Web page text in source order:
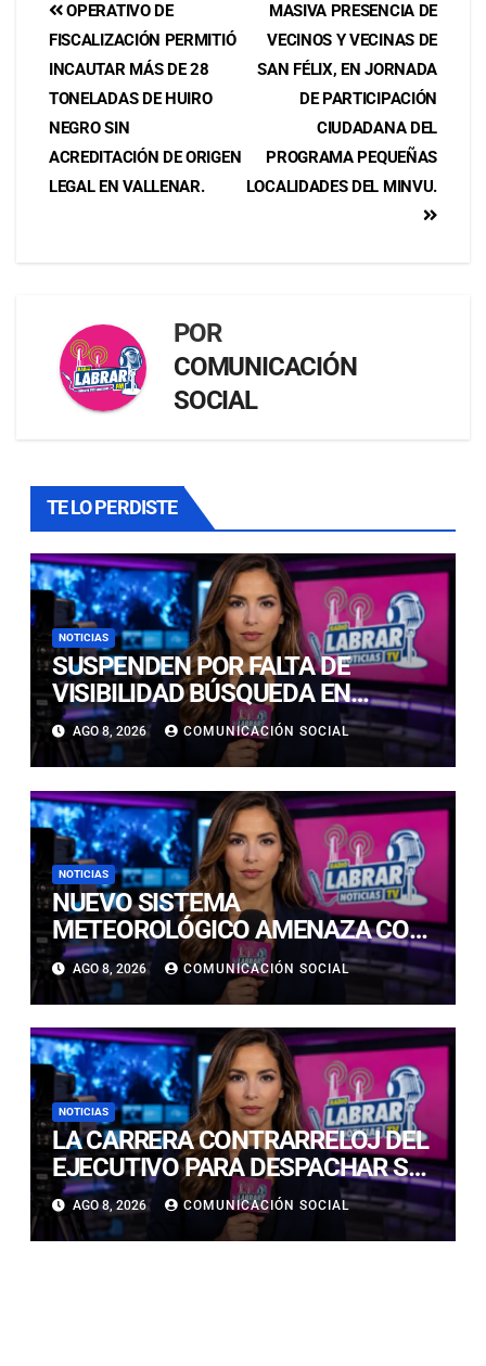
MASIVA PRESENCIA DE
VECINOS Y VECINAS DE
SAN FÉLIX, EN JORNADA
DE PARTICIPACIÓN
CIUDADANA DEL
PROGRAMA PEQUEÑAS
LOCALIDADES DEL MINVU.
OPERATIVO DE
FISCALIZACIÓN PERMITIÓ
INCAUTAR MÁS DE 28
TONELADAS DE HUIRO
NEGRO SIN
ACREDITACIÓN DE ORIGEN
LEGAL EN VALLENAR.
POR
COMUNICACIÓN
SOCIAL
TE LO PERDISTE
NOTICIAS
SUSPENDEN POR FALTA DE
VISIBILIDAD BÚSQUEDA EN
CALDERILLA: OPERATIVO SE
RETOMARÁ ESTE DOMINGO
AGO 8, 2026 COMUNICACIÓN SOCIAL
NOTICIAS
NUEVO SISTEMA
METEOROLÓGICO AMENAZA CON
LLUVIAS, NIEVE Y TORMENTAS
ELÉCTRICAS EN ATACAMA
AGO 8, 2026 COMUNICACIÓN SOCIAL
NOTICIAS
LA CARRERA CONTRARRELOJ DEL
EJECUTIVO PARA DESPACHAR SU
AGENDA EN SEGURIDAD ANTES
DE NAVIDAD
AGO 8, 2026 COMUNICACIÓN SOCIAL